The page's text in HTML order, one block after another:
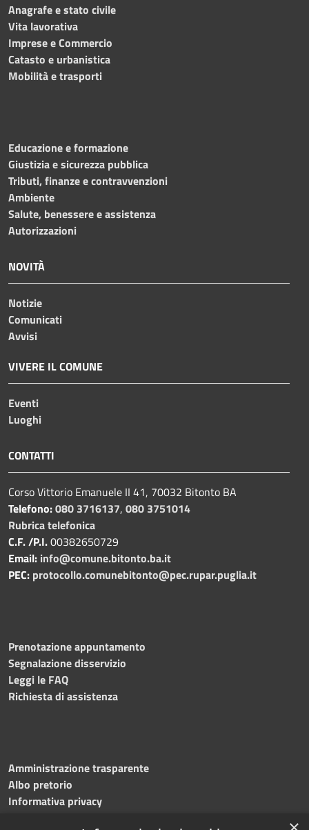
Anagrafe e stato civile
Vita lavorativa
Imprese e Commercio
Catasto e urbanistica
Mobilità e trasporti
Educazione e formazione
Giustizia e sicurezza pubblica
Tributi, finanze e contravvenzioni
Ambiente
Salute, benessere e assistenza
Autorizzazioni
NOVITÀ
Notizie
Comunicati
Avvisi
VIVERE IL COMUNE
Eventi
Luoghi
CONTATTI
Corso Vittorio Emanuele II 41, 70032 Bitonto BA
Telefono:080 3716137, 080 3751014
Rubrica telefonica
C.F. /P.I.00382650729
Email: info@comune.bitonto.ba.it
PEC: protocollo.comunebitonto@pec.rupar.puglia.it
Prenotazione appuntamento
Segnalazione disservizio
Leggi le FAQ
Richiesta di assistenza
Amministrazione trasparente
Albo pretorio
Informativa privacy